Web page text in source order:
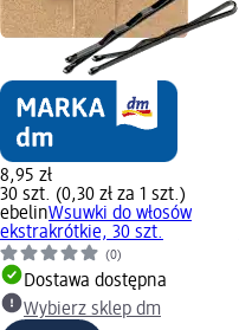
8,95 zł
30 szt. (0,30 zł za 1 szt.)
ebelinWsuwki do włosów
ekstrakrótkie, 30 szt.
(0)
Dostawa dostępna
Wybierz sklep dm